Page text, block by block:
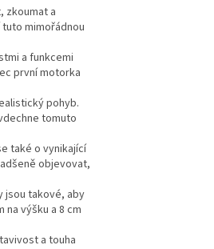
zkoumat a
tuto mimořádnou
a funkcemi
první motorka
pohyb.
tomuto
také o vynikající
objevovat,
jsou takové, aby
výšku a 8 cm
a touha